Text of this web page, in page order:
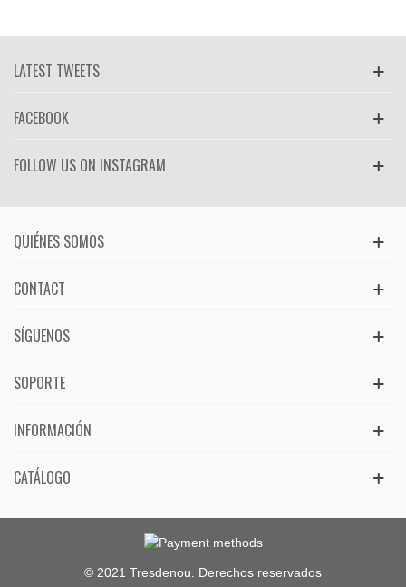
LATEST TWEETS
FACEBOOK
FOLLOW US ON INSTAGRAM
QUIÉNES SOMOS
CONTACT
SÍGUENOS
SOPORTE
INFORMACIÓN
CATÁLOGO
© 2021 Tresdenou. Derechos reservados